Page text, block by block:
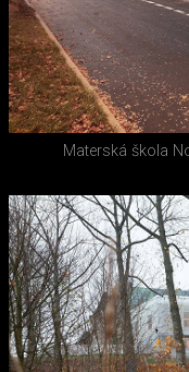
Materská škola